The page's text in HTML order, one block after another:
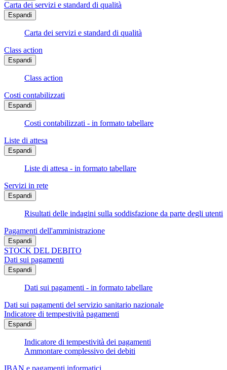
Carta dei servizi e standard di qualità
Espandi
Carta dei servizi e standard di qualità
Class action
Espandi
Class action
Costi contabilizzati
Espandi
Costi contabilizzati - in formato tabellare
Liste di attesa
Espandi
Liste di attesa - in formato tabellare
Servizi in rete
Espandi
Risultati delle indagini sulla soddisfazione da parte degli utenti
Pagamenti dell'amministrazione
Espandi
STOCK DEL DEBITO
Dati sui pagamenti
Espandi
Dati sui pagamenti - in formato tabellare
Dati sui pagamenti del servizio sanitario nazionale
Indicatore di tempestività pagamenti
Espandi
Indicatore di tempestività dei pagamenti
Ammontare complessivo dei debiti
IBAN e pagamenti informatici